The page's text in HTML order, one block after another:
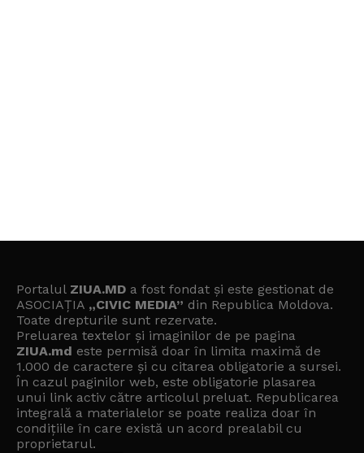
Portalul ZIUA.MD a fost fondat și este gestionat de
ASOCIAȚIA „CIVIC MEDIA” din Republica Moldova.
Toate drepturile sunt rezervate.
Preluarea textelor și imaginilor de pe pagina
ZIUA.md este permisă doar în limita maximă de
1.000 de caractere și cu citarea obligatorie a sursei.
În cazul paginilor web, este obligatorie plasarea
unui link activ către articolul preluat. Republicarea
integrală a materialelor se poate realiza doar în
condițiile în care există un acord prealabil cu
proprietarul.